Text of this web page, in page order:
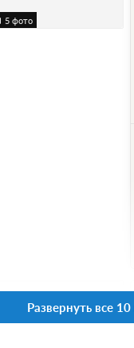
5 фото
Развернуть все